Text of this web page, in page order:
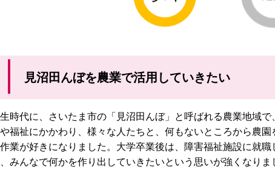
見沼田んぼを農業で活用していきたい
時代に、さいたま市の「見沼田んぼ」と呼ばれる農業地域
福祉にかかわり、様々な人たちと、何もないところから農
業が好きになりました。大学卒業後は、障害福祉施設に就
みんなで何かを作り出していきたいという思いが強くなりま